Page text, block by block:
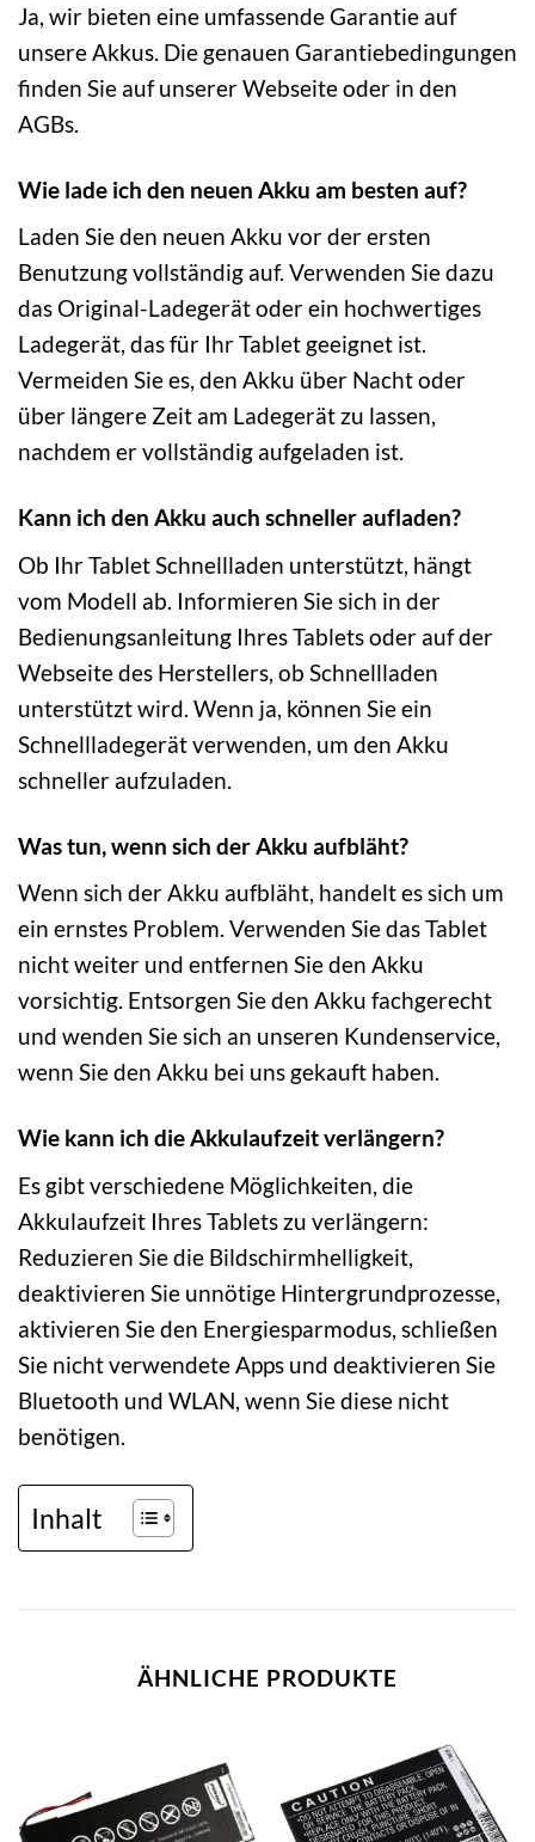
Ja, wir bieten eine umfassende Garantie auf
unsere Akkus. Die genauen Garantiebedingungen
finden Sie auf unserer Webseite oder in den
AGBs.
Wie lade ich den neuen Akku am besten auf?
Laden Sie den neuen Akku vor der ersten
Benutzung vollständig auf. Verwenden Sie dazu
das Original-Ladegerät oder ein hochwertiges
Ladegerät, das für Ihr Tablet geeignet ist.
Vermeiden Sie es, den Akku über Nacht oder
über längere Zeit am Ladegerät zu lassen,
nachdem er vollständig aufgeladen ist.
Kann ich den Akku auch schneller aufladen?
Ob Ihr Tablet Schnellladen unterstützt, hängt
vom Modell ab. Informieren Sie sich in der
Bedienungsanleitung Ihres Tablets oder auf der
Webseite des Herstellers, ob Schnellladen
unterstützt wird. Wenn ja, können Sie ein
Schnellladegerät verwenden, um den Akku
schneller aufzuladen.
Was tun, wenn sich der Akku aufbläht?
Wenn sich der Akku aufbläht, handelt es sich um
ein ernstes Problem. Verwenden Sie das Tablet
nicht weiter und entfernen Sie den Akku
vorsichtig. Entsorgen Sie den Akku fachgerecht
und wenden Sie sich an unseren Kundenservice,
wenn Sie den Akku bei uns gekauft haben.
Wie kann ich die Akkulaufzeit verlängern?
Es gibt verschiedene Möglichkeiten, die
Akkulaufzeit Ihres Tablets zu verlängern:
Reduzieren Sie die Bildschirmhelligkeit,
deaktivieren Sie unnötige Hintergrundprozesse,
aktivieren Sie den Energiesparmodus, schließen
Sie nicht verwendete Apps und deaktivieren Sie
Bluetooth und WLAN, wenn Sie diese nicht
benötigen.
Inhalt
ÄHNLICHE PRODUKTE